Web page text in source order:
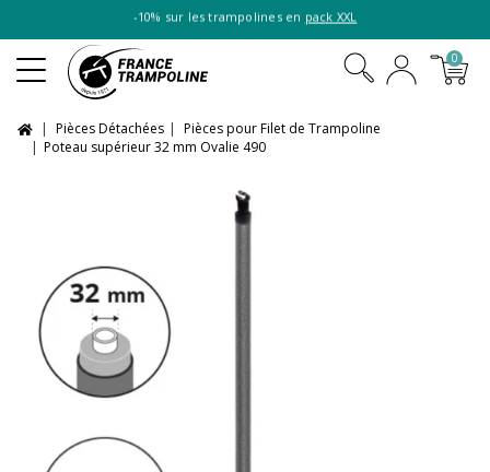
-10% sur les trampolines enpack XXL
0
Pièces Détachées
Pièces pour Filet de Trampoline
Poteau supérieur 32 mm Ovalie 490